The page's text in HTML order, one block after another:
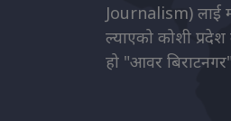
Journalism) लाई
ल्याएको कोशी
हो "आवर